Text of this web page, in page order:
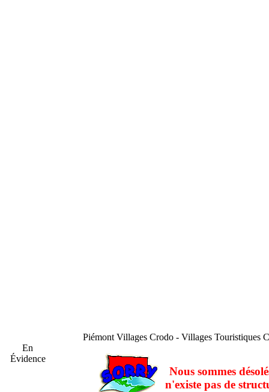
En
Évidence
Piémont Villages Crodo - Villages Touristiques
Nous sommes
n'existe pas de